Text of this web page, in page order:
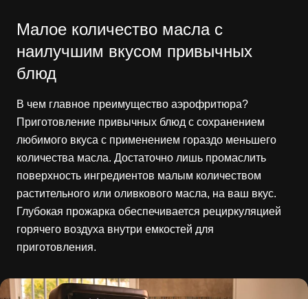
Малое количество масла с
наилучшим вкусом привычных
блюд
В чем главное преимущество аэрофритюра?
Приготовление привычных блюд с сохранением
любимого вкуса с применением гораздо меньшего
количества масла. Достаточно лишь промаслить
поверхность ингредиентов малым количеством
растительного или оливкового масла, на ваш вкус.
Глубокая прожарка обеспечивается рециркуляцией
горячего воздуха внутри емкостей для
приготовления.